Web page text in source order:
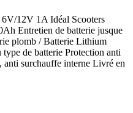
12V 1A Idéal Scooters
Entretien de batterie jusque
plomb / Batterie Lithium
de batterie Protection anti
surchauffe interne Livré en